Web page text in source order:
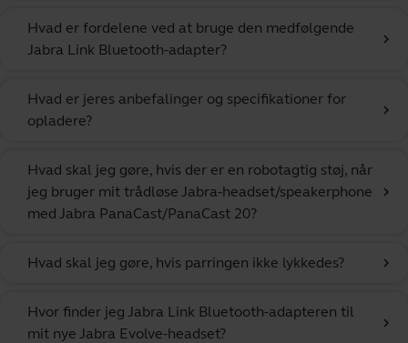
Hvad er fordelene ved at bruge den medfølgende
Jabra Link Bluetooth-adapter?
chevron_right
Hvad er jeres anbefalinger og specifikationer for
opladere?
chevron_right
Hvad skal jeg gøre, hvis der er en robotagtig støj, når
jeg bruger mit trådløse Jabra-headset/speakerphone
med Jabra PanaCast/PanaCast 20?
chevron_right
Hvad skal jeg gøre, hvis parringen ikke lykkedes? chevron_right
Hvor finder jeg Jabra Link Bluetooth-adapteren til
mit nye Jabra Evolve-headset?
chevron_right